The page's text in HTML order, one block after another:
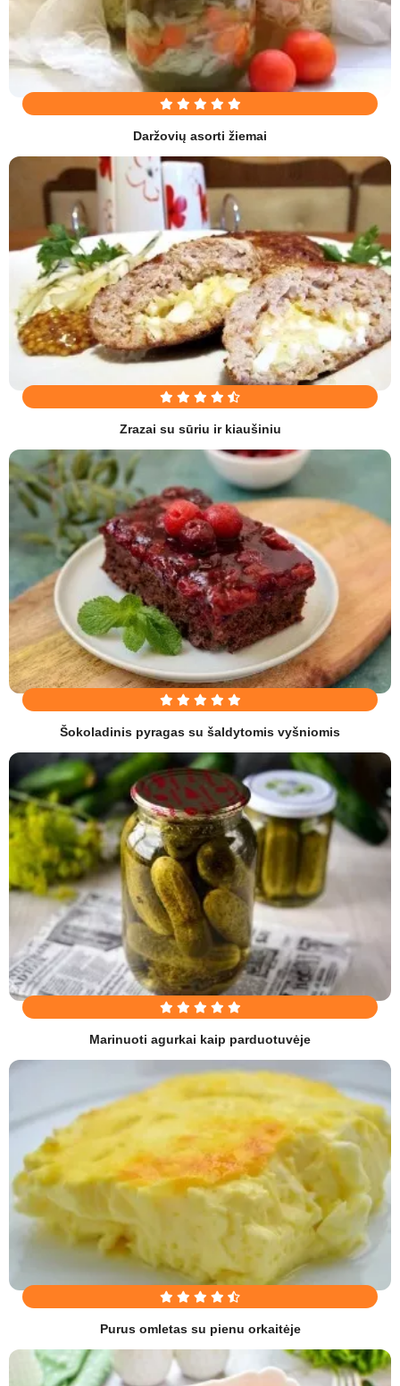
Daržovių asorti žiemai
Zrazai su sūriu ir kiaušiniu
Šokoladinis pyragas su šaldytomis vyšniomis
Marinuoti agurkai kaip parduotuvėje
Purus omletas su pienu orkaitėje